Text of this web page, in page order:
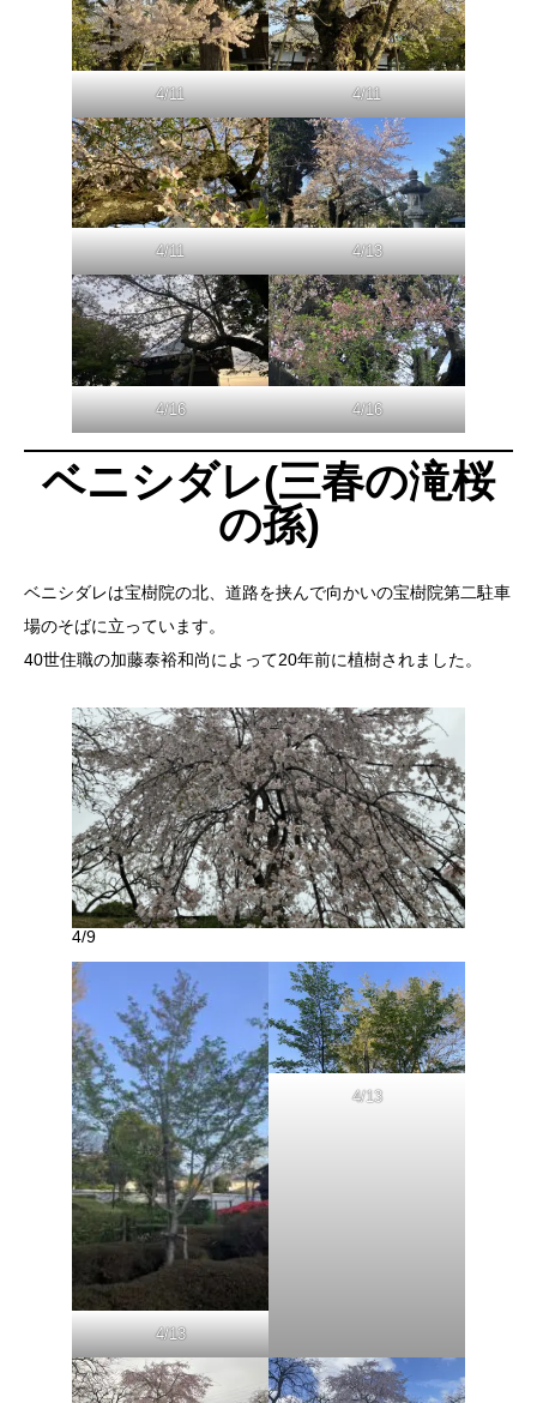
4/11 4/11
4/11 4/13
4/16 4/16
ベニシダレ(三春の滝桜
の孫)
ベニシダレは宝樹院の北、道路を挟んで向かいの宝樹院第二駐車
場のそばに立っています。
40世住職の加藤泰裕和尚によって20年前に植樹されました。
4/9
4/13
4/13